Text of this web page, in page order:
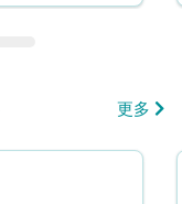
更多